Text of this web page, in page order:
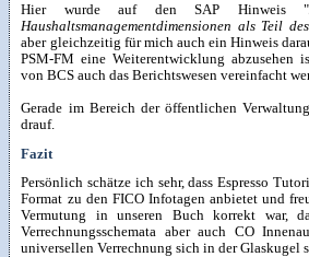
Hier wurde auf den SAP Hinweis "
Haushaltsmanagementdimensionen als Teil
aber gleichzeitig für mich auch ein Hinweis
PSM-FM eine Weiterentwicklung abzusehen
von BCS auch das Berichtswesen vereinfacht
Gerade im Bereich der öffentlichen
drauf.
Fazit
Persönlich schätze ich sehr, dass Espresso
Format zu den FICO Infotagen anbietet und
Vermutung in unseren Buch korrekt war,
Verrechnungsschemata aber auch CO
universellen Verrechnung sich in der Glaskugel